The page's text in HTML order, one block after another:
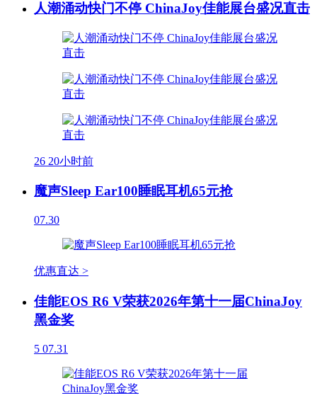
人潮涌动快门不停 ChinaJoy佳能展台盛况直击
26 20小时前
魔声Sleep Ear100睡眠耳机65元抢
07.30
优惠直达 >
佳能EOS R6 V荣获2026年第十一届ChinaJoy
黑金奖
5 07.31